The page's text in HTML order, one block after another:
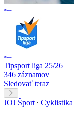
Tipsport liga 25/26
346 záznamov
Sledovať teraz
JOJ Šport · Cyklistika